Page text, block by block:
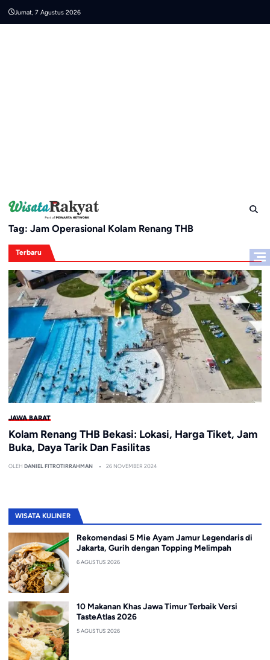
Jumat, 7 Agustus 2026
Tag: Jam Operasional Kolam Renang THB
Terbaru
JAWA BARAT
Kolam Renang THB Bekasi: Lokasi, Harga Tiket, Jam
Buka, Daya Tarik Dan Fasilitas
OLEH DANIEL FITROTIRRAHMAN 26 NOVEMBER 2024
WISATA KULINER
Rekomendasi 5 Mie Ayam Jamur Legendaris di
Jakarta, Gurih dengan Topping Melimpah
6 AGUSTUS 2026
10 Makanan Khas Jawa Timur Terbaik Versi
TasteAtlas 2026
5 AGUSTUS 2026